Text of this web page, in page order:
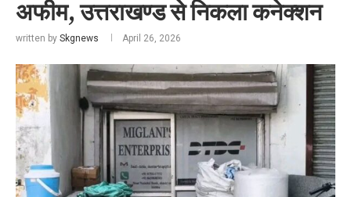
अफीम, उत्तराखण्ड से निकला कनेक्शन
written by Skgnews April 26, 2026